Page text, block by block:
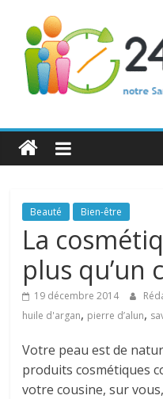
24h
Santé
La
santé
toute
famille
Beauté Bien-être
La
plus qu’un
19 décembre 2014
huile d'argan, pierre d’alun,
Votre peau est de
produits cosmétiques
votre cousine, sur